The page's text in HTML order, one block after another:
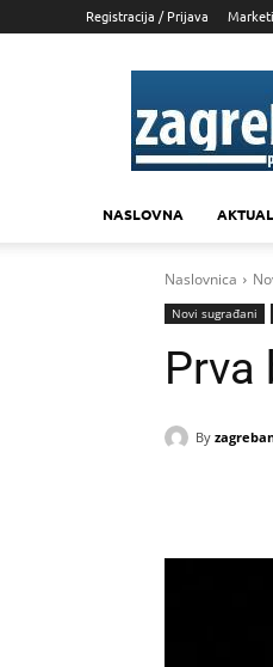
Registracija / Prijava
NASLOVNA
Naslovnica
Novi sugrađani
Prva
By